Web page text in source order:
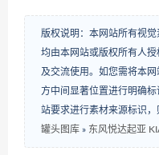
版权说明：本网站所有视觉
均由本网站或版权所有人
及交流使用。如您需将本
方中间显著位置进行明确标
站要求进行素材来源标识，
罐头图库 » 东风悦达起亚